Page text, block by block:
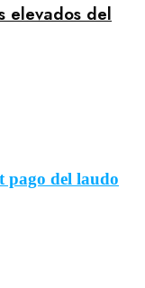
elevados del
pago del laudo